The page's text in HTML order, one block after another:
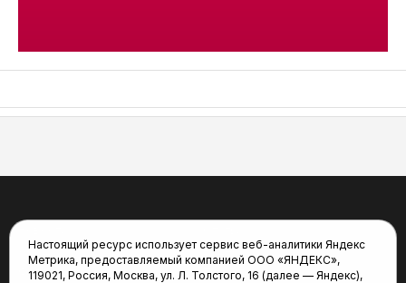
Афиша
Видео
Фото
Трансляции
Настоящий ресурс использует сервис веб-аналитики Яндекс
Метрика, предоставляемый компанией ООО «ЯНДЕКС»,
119021, Россия, Москва, ул. Л. Толстого, 16 (далее — Яндекс),